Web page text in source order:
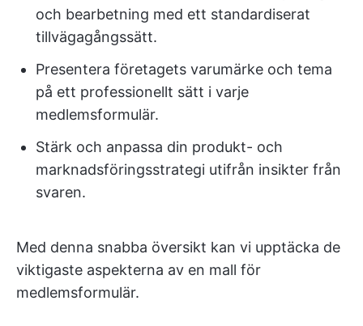
och bearbetning med ett standardiserat
tillvägagångssätt.
Presentera företagets varumärke och tema
på ett professionellt sätt i varje
medlemsformulär.
Stärk och anpassa din produkt- och
marknadsföringsstrategi utifrån insikter från
svaren.
Med denna snabba översikt kan vi upptäcka de
viktigaste aspekterna av en mall för
medlemsformulär.